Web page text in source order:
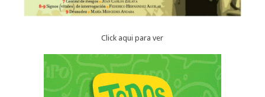
Click aqui para ver